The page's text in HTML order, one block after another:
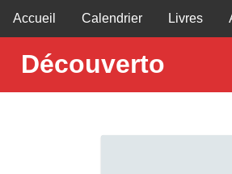
Accueil Calendrier Livres
Découverto